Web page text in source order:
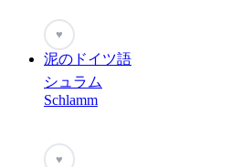
♥
泥のドイツ語
シュラム
Schlamm
♥